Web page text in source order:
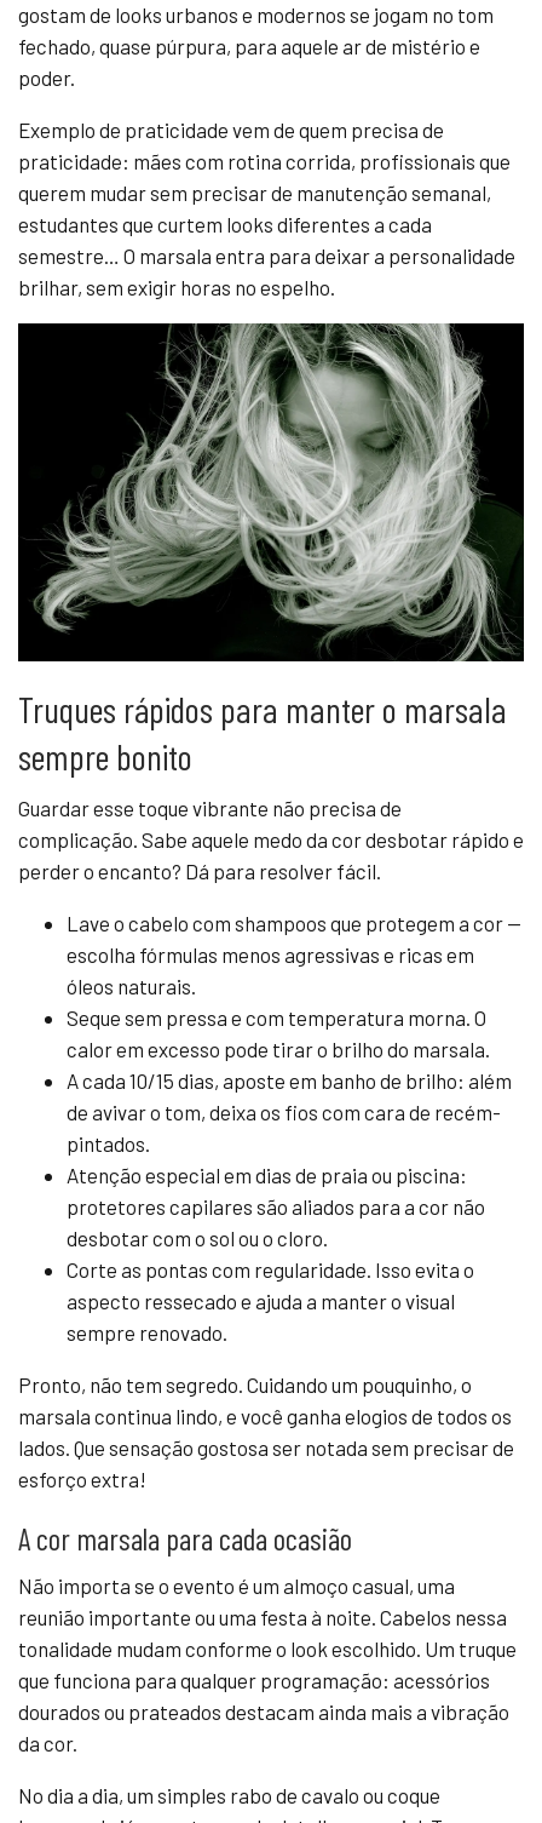
gostam de looks urbanos e modernos se jogam no tom
fechado, quase púrpura, para aquele ar de mistério e
poder.
Exemplo de praticidade vem de quem precisa de
praticidade: mães com rotina corrida, profissionais que
querem mudar sem precisar de manutenção semanal,
estudantes que curtem looks diferentes a cada
semestre… O marsala entra para deixar a personalidade
brilhar, sem exigir horas no espelho.
Truques rápidos para manter o marsala
sempre bonito
Guardar esse toque vibrante não precisa de
complicação. Sabe aquele medo da cor desbotar rápido e
perder o encanto? Dá para resolver fácil.
Lave o cabelo com shampoos que protegem a cor —
escolha fórmulas menos agressivas e ricas em
óleos naturais.
Seque sem pressa e com temperatura morna. O
calor em excesso pode tirar o brilho do marsala.
A cada 10/15 dias, aposte em banho de brilho: além
de avivar o tom, deixa os fios com cara de recém-
pintados.
Atenção especial em dias de praia ou piscina:
protetores capilares são aliados para a cor não
desbotar com o sol ou o cloro.
Corte as pontas com regularidade. Isso evita o
aspecto ressecado e ajuda a manter o visual
sempre renovado.
Pronto, não tem segredo. Cuidando um pouquinho, o
marsala continua lindo, e você ganha elogios de todos os
lados. Que sensação gostosa ser notada sem precisar de
esforço extra!
A cor marsala para cada ocasião
Não importa se o evento é um almoço casual, uma
reunião importante ou uma festa à noite. Cabelos nessa
tonalidade mudam conforme o look escolhido. Um truque
que funciona para qualquer programação: acessórios
dourados ou prateados destacam ainda mais a vibração
da cor.
No dia a dia, um simples rabo de cavalo ou coque